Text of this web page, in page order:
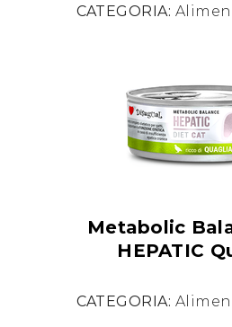
CATEGORIA:
Metabolic
HEPATIC
CATEGORIA: